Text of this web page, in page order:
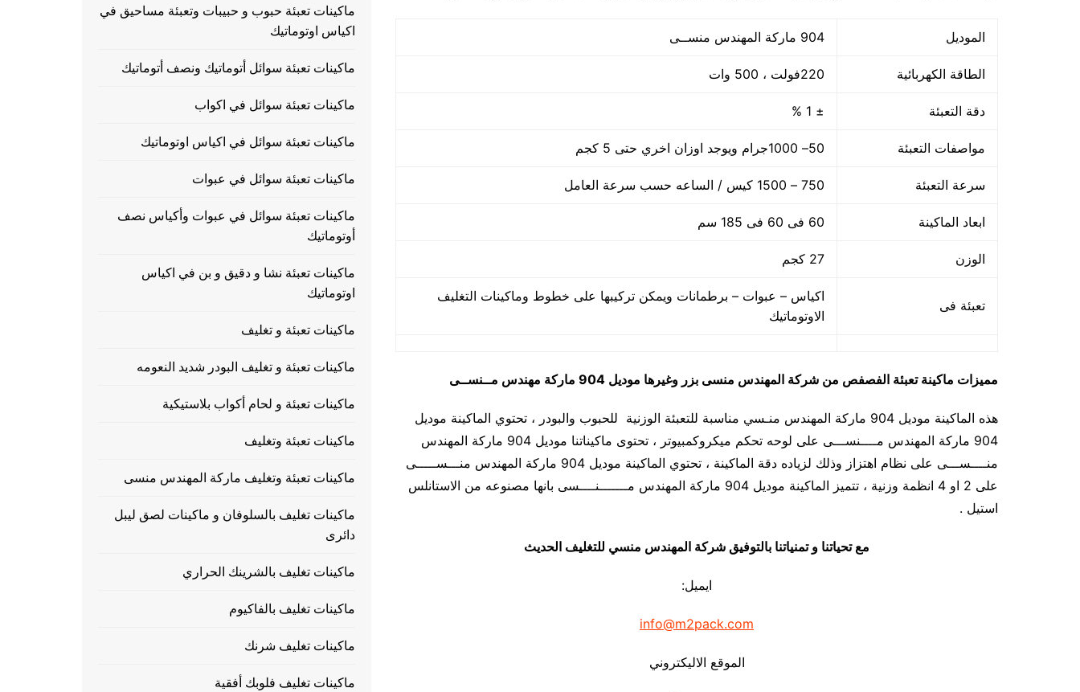
الموديل 904 ماركة المهندس منســى
الطاقة الكهربائية 220فولت ، 500 وات
دقة التعبئة ± 1 %
مواصفات التعبئة 50– 1000جرام ويوجد اوزان اخري حتى 5 كجم
سرعة التعبئة 750 – 1500 كيس / الساعه حسب سرعة العامل
ابعاد الماكينة 60 فى 60 فى 185 سم
الوزن 27 كجم
تعبئة فى
اكياس – عبوات – برطمانات ويمكن تركيبها على خطوط وماكينات التغليف
الاوتوماتيك
مميزات ماكينة تعبئة الفصفص من شركة المهندس منسى بزر وغيرها موديل 904 ماركة مهندس مــنســى
هذه الماكينة موديل 904 ماركة المهندس منـسي مناسبة للتعبئة الوزنية للحبوب والبودر ، تحتوي الماكينة موديل
904 ماركة المهندس مــــنســـى على لوحه تحكم ميكروكمبيوتر ، تحتوى ماكيناتنا موديل 904 ماركة المهندس
منــــســـى على نظام اهتزاز وذلك لزياده دقة الماكينة ، تحتوي الماكينة موديل 904 ماركة المهندس منـــســـــى
على 2 او 4 انظمة وزنية ، تتميز الماكينة موديل 904 ماركة المهندس مـــــــنــــسى بانها مصنوعه من الاستانلس
استيل .
مع تحياتنا و تمنياتنا بالتوفيق شركة المهندس منسي للتغليف الحديث
ايميل:
info@m2pack.com
الموقع الاليكتروني
ماكينات تعبئة حبوب و حبيبات وتعبئة مساحيق في
اكياس اوتوماتيك
ماكينات تعبئة سوائل أتوماتيك ونصف أتوماتيك
ماكينات تعبئة سوائل في اكواب
ماكينات تعبئة سوائل في اكياس اوتوماتيك
ماكينات تعبئة سوائل في عبوات
ماكينات تعبئة سوائل في عبوات وأكياس نصف
أوتوماتيك
ماكينات تعبئة نشا و دقيق و بن في اكياس
اوتوماتيك
ماكينات تعبئة و تغليف
ماكينات تعبئة و تغليف البودر شديد النعومه
ماكينات تعبئة و لحام أكواب بلاستيكية
ماكينات تعبئة وتغليف
ماكينات تعبئة وتغليف ماركة المهندس منسى
ماكينات تغليف بالسلوفان و ماكينات لصق ليبل
دائرى
ماكينات تغليف بالشرينك الحراري
ماكينات تغليف بالفاكيوم
ماكينات تغليف شرنك
ماكينات تغليف فلوبك أفقية